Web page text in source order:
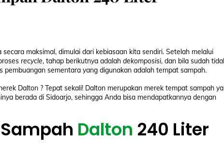
maksimal, dimulai dari kebiasaan kita sendiri. Setelah melalui
recycle, tahap berikutnya adalah dekomposisi, dan bila sudah
pembuangan sementara yang digunakan adalah tempat sampah.
Dalton ? Tepat sekali! Dalton merupakan merek tempat sampah
berada di Sidoarjo, sehingga Anda bisa mendapatkannya dengan
Dalton 240 Liter